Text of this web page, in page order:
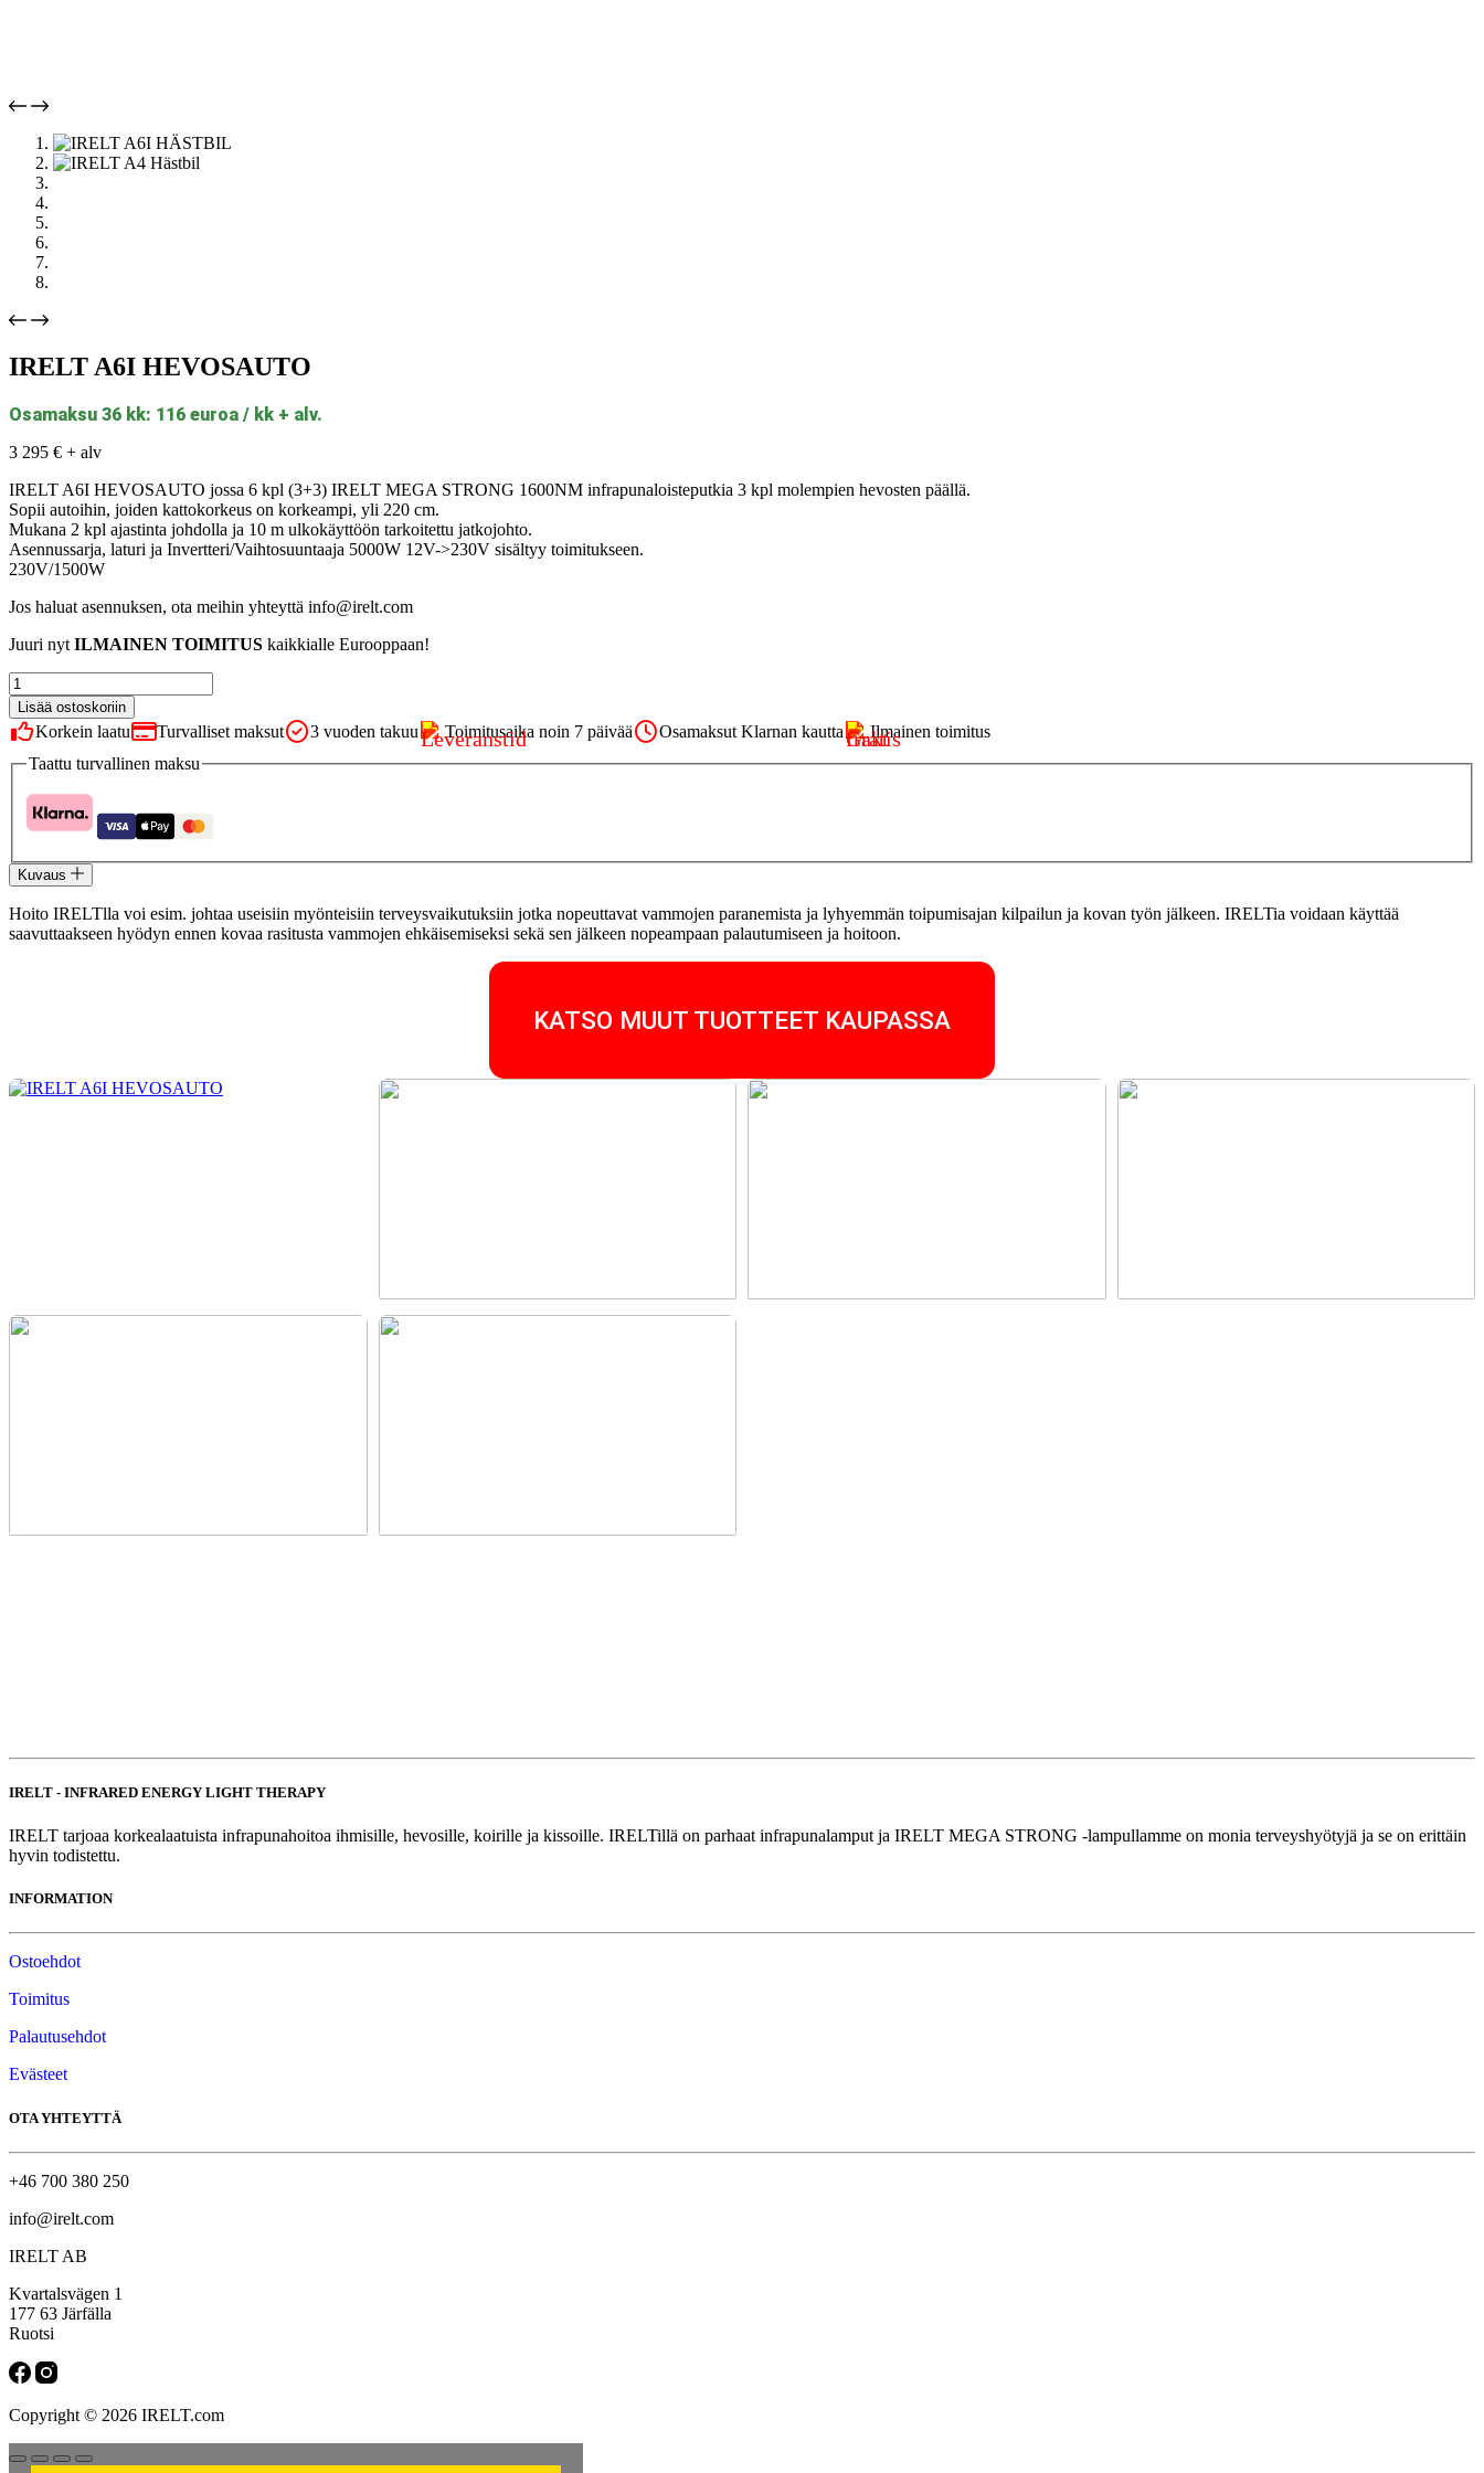
IRELT A6I HEVOSAUTO
Osamaksu 36 kk: 116 euroa / kk + alv.
3 295 € + alv
IRELT A6I HEVOSAUTO jossa 6 kpl (3+3) IRELT MEGA STRONG 1600NM infrapunaloisteputkia 3 kpl molempien hevosten päällä.
Sopii autoihin, joiden kattokorkeus on korkeampi, yli 220 cm.
Mukana 2 kpl ajastinta johdolla ja 10 m ulkokäyttöön tarkoitettu jatkojohto.
Asennussarja, laturi ja Invertteri/Vaihtosuuntaaja 5000W 12V->230V sisältyy toimitukseen.
230V/1500W
Jos haluat asennuksen, ota meihin yhteyttä info@irelt.com
Juuri nyt ILMAINEN TOIMITUS kaikkialle Eurooppaan!
IRELT
A6I
HEVOSAUTO
määrä
Lisää ostoskoriin
Korkein laatu Turvalliset maksut 3 vuoden takuu Toimitusaika noin 7 päivää Osamaksut Klarnan kautta
Ilmainen toimitus
Taattu turvallinen maksu
Kuvaus
Hoito IRELTlla voi esim. johtaa useisiin myönteisiin terveysvaikutuksiin jotka nopeuttavat vammojen paranemista ja lyhyemmän toipumisajan kilpailun ja kovan työn jälkeen. IRELTia voidaan käyttää
saavuttaakseen hyödyn ennen kovaa rasitusta vammojen ehkäisemiseksi sekä sen jälkeen nopeampaan palautumiseen ja hoitoon.
KATSO MUUT TUOTTEET KAUPASSA
IRELT - INFRARED ENERGY LIGHT THERAPY
IRELT tarjoaa korkealaatuista infrapunahoitoa ihmisille, hevosille, koirille ja kissoille. IRELTillä on parhaat infrapunalamput ja IRELT MEGA STRONG -lampullamme on monia terveyshyötyjä ja se on erittäin
hyvin todistettu.
INFORMATION
Ostoehdot
Toimitus
Palautusehdot
Evästeet
OTA YHTEYTTÄ
+46 700 380 250
info@irelt.com
IRELT AB
Kvartalsvägen 1
177 63 Järfälla
Ruotsi
Copyright © 2026 IRELT.com